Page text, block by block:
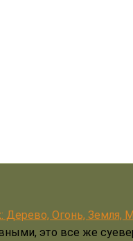
Дерево, Огонь, Земля,
это все же